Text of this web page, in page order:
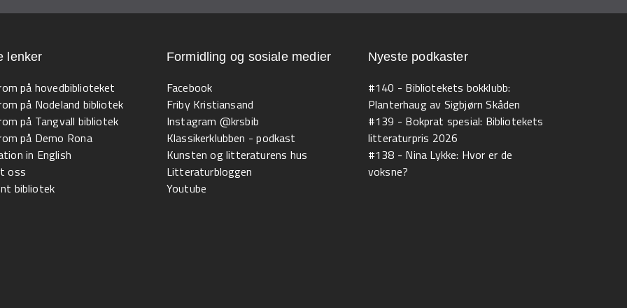
lenker
på hovedbiblioteket
på Nodeland bibliotek
på Tangvall bibliotek
på Demo Rona
in English
oss
bibliotek
Formidling og sosiale medier
Facebook
Friby Kristiansand
Instagram @krsbib
Klassikerklubben - podkast
Kunsten og litteraturens hus
Litteraturbloggen
Youtube
Nyeste podkaster
#140 - Bibliotekets bokklubb:
Planterhaug av Sigbjørn Skåden
#139 - Bokprat spesial: Bibliotekets
litteraturpris 2026
#138 - Nina Lykke: Hvor er de
voksne?